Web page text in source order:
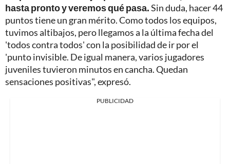
hasta pronto y veremos qué pasa.Sin duda, hacer 44
puntos tiene un gran mérito. Como todos los equipos,
tuvimos altibajos, pero llegamos a la última fecha del
'todos contra todos' con la posibilidad de ir por el
'punto invisible. De igual manera, varios jugadores
juveniles tuvieron minutos en cancha. Quedan
sensaciones positivas", expresó.
PUBLICIDAD